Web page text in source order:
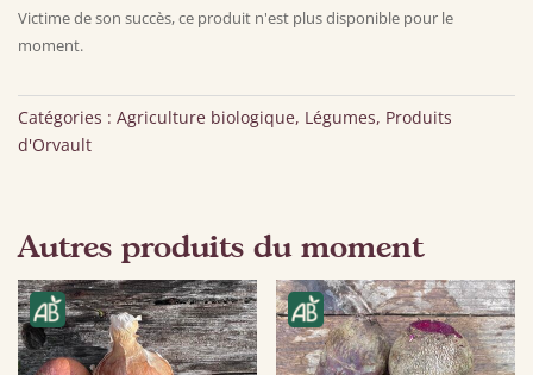
Victime de son succès, ce produit n'est plus disponible pour le
moment.
Catégories : Agriculture biologique, Légumes, Produits
d'Orvault
Autres produits du moment